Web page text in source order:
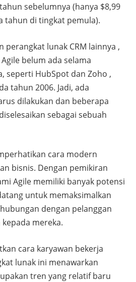
sebelumnya (hanya $8,99
tahun di tingkat pemula).
perangkat lunak CRM lainnya ,
belum ada selama
seperti HubSpot dan Zoho ,
tahun 2006. Jadi, ada
dilakukan dan beberapa
sebagai sebuah
cara modern
bisnis. Dengan pemikiran
Agile memiliki banyak potensi
untuk memaksimalkan
dengan pelanggan
mereka.
cara karyawan bekerja
lunak ini menawarkan
tren yang relatif baru